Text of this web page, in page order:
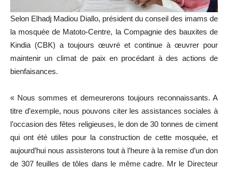
Selon Elhadj Madiou Diallo, président du conseil des imams de
la mosquée de Matoto-Centre, la Compagnie des bauxites de
Kindia (CBK) a toujours œuvré et continue à œuvrer pour
maintenir un climat de paix en procédant à des actions de
bienfaisances.
« Nous sommes et demeurerons toujours reconnaissants. A
titre d’exemple, nous pouvons citer les assistances sociales à
l’occasion des fêtes religieuses, le don de 30 tonnes de ciment
qui ont été utiles pour la construction de cette mosquée, et
aujourd’hui nous assisterons tout à l’heure à la remise d’un don
de 307 feuilles de tôles dans le même cadre. Mr le Directeur